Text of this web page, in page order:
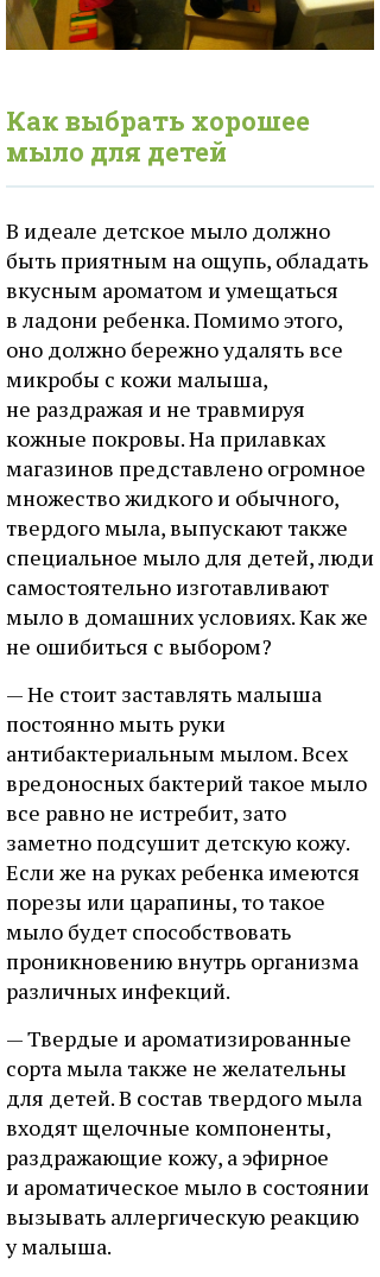
Как выбрать хорошее
мыло для детей
В идеале детское мыло должно
быть приятным на ощупь, обладать
вкусным ароматом и умещаться
в ладони ребенка. Помимо этого,
оно должно бережно удалять все
микробы с кожи малыша,
не раздражая и не травмируя
кожные покровы. На прилавках
магазинов представлено огромное
множество жидкого и обычного,
твердого мыла, выпускают также
специальное мыло для детей, люди
самостоятельно изготавливают
мыло в домашних условиях. Как же
не ошибиться с выбором?
— Не стоит заставлять малыша
постоянно мыть руки
антибактериальным мылом. Всех
вредоносных бактерий такое мыло
все равно не истребит, зато
заметно подсушит детскую кожу.
Если же на руках ребенка имеются
порезы или царапины, то такое
мыло будет способствовать
проникновению внутрь организма
различных инфекций.
— Твердые и ароматизированные
сорта мыла также не желательны
для детей. В состав твердого мыла
входят щелочные компоненты,
раздражающие кожу, а эфирное
и ароматическое мыло в состоянии
вызывать аллергическую реакцию
у малыша.